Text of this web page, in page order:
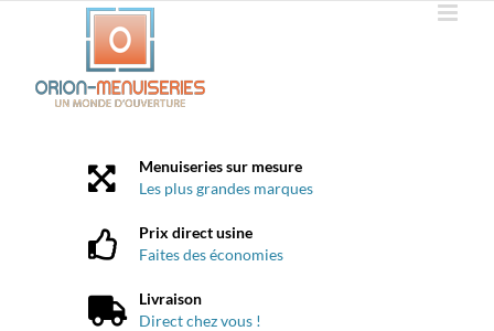
Menuiseries sur mesure
Les plus grandes marques
Prix direct usine
Faites des économies
Livraison
Direct chez vous !